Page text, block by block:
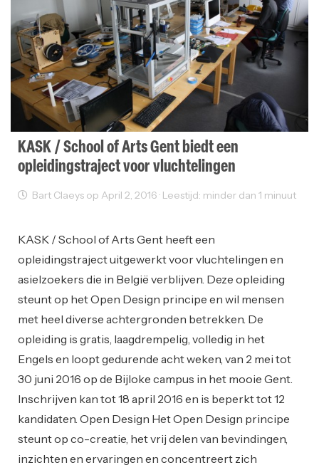
KASK / School of Arts Gent biedt een
opleidingstraject voor vluchtelingen
Bart Claeys op April 2, 2016 · Leestijd: minder dan 1 minuut
KASK / School of Arts Gent heeft een
opleidingstraject uitgewerkt voor vluchtelingen en
asielzoekers die in België verblijven. Deze opleiding
steunt op het Open Design principe en wil mensen
met heel diverse achtergronden betrekken. De
opleiding is gratis, laagdrempelig, volledig in het
Engels en loopt gedurende acht weken, van 2 mei tot
30 juni 2016 op de Bijloke campus in het mooie Gent.
Inschrijven kan tot 18 april 2016 en is beperkt tot 12
kandidaten. Open Design Het Open Design principe
steunt op co-creatie, het vrij delen van bevindingen,
inzichten en ervaringen en concentreert zich